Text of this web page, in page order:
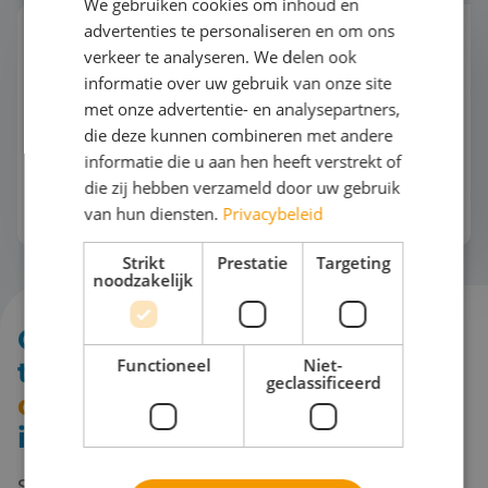
Horeca
Jouw studenten dromen van een toekomst in de
horeca? Tijd om ze gastvrijheid écht te laten
beleven! Stap met hen in de wereld van
gastronomie en ontdek hoe service een
kunstvorm wordt. Van w...
Bekijk het thema
Ontdek jouw ideale
thematische reis.Neem
contact met ons op!We
inspireren je graag.
advertenties te personaliseren en om ons
verkeer te analyseren. We delen ook
informatie over uw gebruik van onze site
met onze advertentie- en analysepartners,
die deze kunnen combineren met andere
informatie die u aan hen heeft verstrekt of
die zij hebben verzameld door uw gebruik
van hun diensten. Privacybeleid
Strikt
noodzakelijk
Prestatie Targeting
Functioneel
Niet-
geclassificeerd